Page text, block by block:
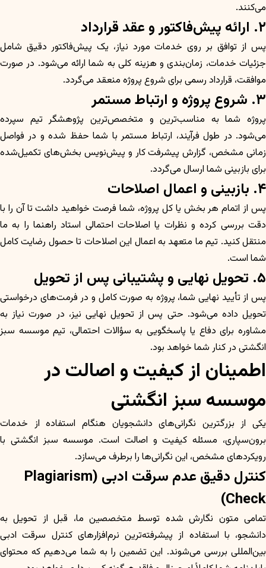
می‌کنند.
۲. ارائه پیش‌فاکتور و عقد قرارداد
پس از توافق بر روی خدمات مورد نیاز، یک پیش‌فاکتور دقیق شامل
جزئیات خدمات، زمان‌بندی و هزینه کلی به شما ارائه می‌شود. در صورت
موافقت، قرارداد رسمی برای شروع پروژه منعقد می‌گردد.
۳. شروع پروژه و ارتباط مستمر
پروژه شما به مناسب‌ترین و متخصص‌ترین پژوهشگر تیم سپرده
می‌شود. در طول فرآیند، ارتباط مستمر با شما حفظ شده و در فواصل
زمانی مشخص، گزارش پیشرفت کار و پیش‌نویس بخش‌های تکمیل‌شده
برای بازبینی شما ارسال می‌گردد.
۴. بازبینی و اعمال اصلاحات
پس از اتمام هر بخش یا کل پروژه، شما فرصت خواهید داشت تا آن را با
دقت بررسی کرده و نظرات یا اصلاحات احتمالی استاد راهنما را به ما
منتقل کنید. تیم ما متعهد به اعمال این اصلاحات تا حصول رضایت کامل
شما است.
۵. تحویل نهایی و پشتیبانی پس از تحویل
پس از تأیید نهایی شما، پروژه به صورت کامل و در فرمت‌های درخواستی
تحویل داده می‌شود. حتی پس از تحویل نهایی نیز، در صورت نیاز به
مشاوره برای دفاع یا پاسخگویی به سؤالات احتمالی، تیم موسسه سبز
انگشتی در کنار شما خواهد بود.
اطمینان از کیفیت و اصالت در
موسسه سبز انگشتی
یکی از بزرگترین نگرانی‌های دانشجویان هنگام استفاده از خدمات
برون‌سپاری، مسئله کیفیت و اصالت است. موسسه سبز انگشتی با
رویکردهای مشخص، این نگرانی‌ها را برطرف می‌سازد.
کنترل دقیق عدم سرقت ادبی (Plagiarism
Check)
تمامی متون نگارش شده توسط متخصصین ما، قبل از تحویل به
دانشجو، با استفاده از پیشرفته‌ترین نرم‌افزارهای کنترل سرقت ادبی
بین‌المللی بررسی می‌شوند. این تضمین را به شما می‌دهیم که محتوای